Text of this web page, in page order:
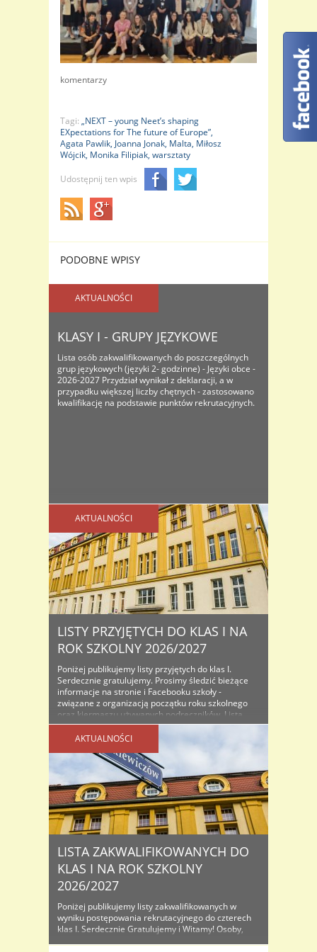
komentarzy
Tagi: „NEXT – young Neet’s shaping
EXpectations for The future of Europe”,
Agata Pawlik, Joanna Jonak, Malta, Miłosz
Wójcik, Monika Filipiak, warsztaty
Udostępnij ten wpis
PODOBNE WPISY
AKTUALNOŚCI
KLASY I - GRUPY JĘZYKOWE
Lista osób zakwalifikowanych do poszczególnych
grup językowych (języki 2- godzinne) - Języki obce -
2026-2027 Przydział wynikał z deklaracji, a w
przypadku większej liczby chętnych - zastosowano
kwalifikację na podstawie punktów rekrutacyjnych.
AKTUALNOŚCI
LISTY PRZYJĘTYCH DO KLAS I NA
ROK SZKOLNY 2026/2027
Poniżej publikujemy listy przyjętych do klas I.
Serdecznie gratulujemy. Prosimy śledzić bieżące
informacje na stronie i Facebooku szkoły -
związane z organizacją początku roku szkolnego
oraz kiermaszu używanych podręczników. Lista
osób przyjętych do klas I na rok szkolny...
AKTUALNOŚCI
LISTA ZAKWALIFIKOWANYCH DO
KLAS I NA ROK SZKOLNY
2026/2027
Poniżej publikujemy listy zakwalifikowanych w
wyniku postępowania rekrutacyjnego do czterech
klas I. Serdecznie Gratulujemy i Witamy! Osoby,